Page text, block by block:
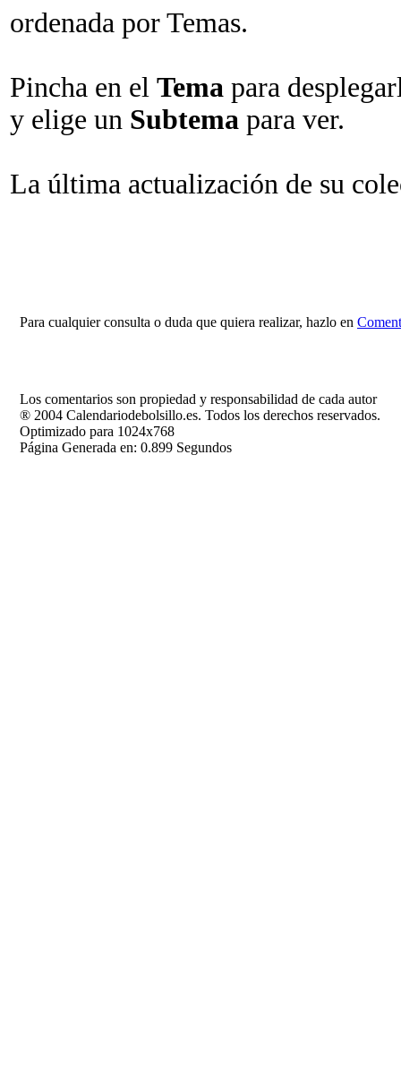
ordenada por Temas.
Pincha en el Tema para
y elige un Subtema para ver.
La última actualización de su
Para cualquier consulta o duda que quiera realizar, hazlo en
Los comentarios son propiedad y responsabilidad de cada autor
® 2004 Calendariodebolsillo.es. Todos los derechos reservados.
Optimizado para 1024x768
Página Generada en: 0.899 Segundos